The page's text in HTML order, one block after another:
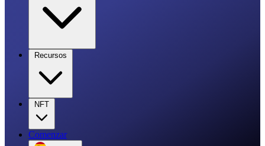
Recursos
NFT
Comenzar